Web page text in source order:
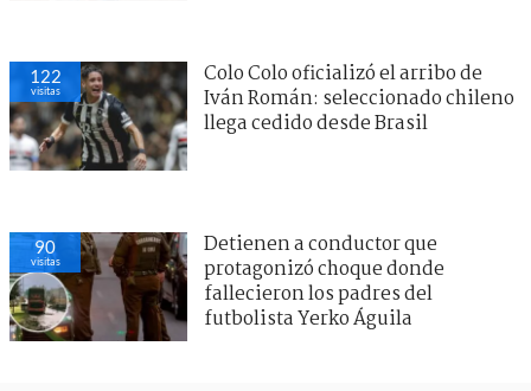
122
visitas
Colo Colo oficializó el arribo de
Iván Román: seleccionado chileno
llega cedido desde Brasil
90
visitas
Detienen a conductor que
protagonizó choque donde
fallecieron los padres del
futbolista Yerko Águila